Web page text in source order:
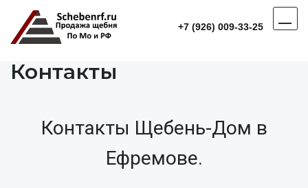
+7 (926) 009-33-25
Контакты
Контакты Щебень-Дом в
Ефремове.